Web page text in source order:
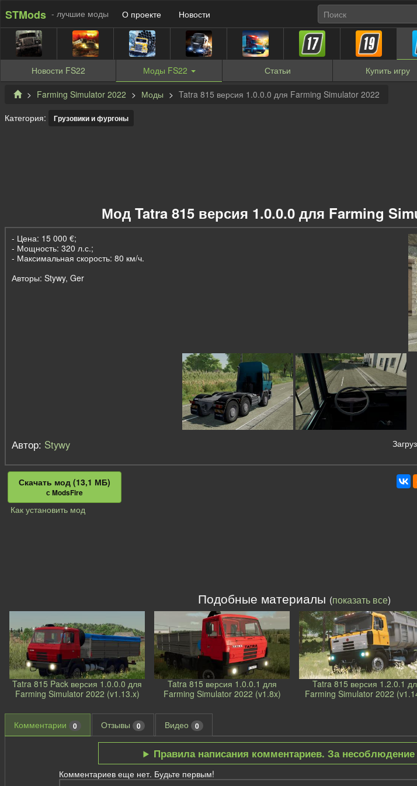
STMods - лучшие моды О проекте Новости
Новости FS22 Моды FS22 Статьи Купить игру
Farming Simulator 2022 Моды Tatra 815 версия 1.0.0.0 для Farming Simulator 2022
Категория: Грузовики и фургоны
Мод Tatra 815 версия 1.0.0.0 для Farming
- Цена: 15 000 €;
- Мощность: 320 л.с.;
- Максимальная скорость: 80 км/ч.
Авторы: Stywy, Ger
Автор: Stywy
Скачать мод (13,1 МБ)
с ModsFire
Как установить мод
Подобные материалы (показать все)
Tatra 815 Pack версия 1.0.0.0 для
Farming Simulator 2022 (v1.13.x)
Tatra 815 версия 1.0.0.1 для
Farming Simulator 2022 (v1.8x)
Tatra 815 версия 1.2.0.1
Farming Simulator 2022
Комментарии 0 Отзывы 0 Видео 0
Правила написания комментариев. За
Комментариев еще нет. Будьте первым!